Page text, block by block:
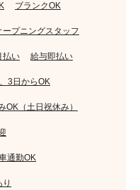
ブランクOK
ープニングスタッフ
払い 給与即払い
3日からOK
OK（土日祝休み）
通勤OK